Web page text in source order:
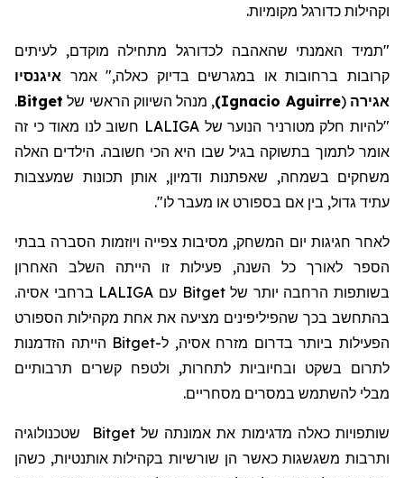
וקהילות כדורגל מקומיות.
"תמיד האמנתי שהאהבה לכדורגל מתחילה מוקדם, לעיתים
קרובות ברחובות או במגרשים בדיוק כאלה," אמר איגנסיו
אגירה (
Ignacio Aguirre
)
, מנהלהשיווק הראשי של Bitget
.
"להיות חלק מטורניר הנוער של LALIGA חשוב לנו מאוד כי זה
אומרלתמוך בתשוקה בגיל שבו היא הכי חשובה. הילדים האלה
משחקים בשמחה, שאפתנות ודמיון, אותן תכונות שמעצבות
עתיד גדול, בין אם בספורט או מעבר לו".
לאחר חגיגות יום המשחק, מסיבות צפייה ויוזמות הסברה בבתי
הספר לאורך כל השנה, פעילות זו הייתה השלב האחרון
בשותפות הרחבה יותר שלBitget עם LALIGA ברחבי אסיה.
בהתחשב בכך שהפיליפינים מציעה את אחת מקהילות הספורט
הפעילות ביותר בדרום מזרח אסיה, ל-Bitget הייתה הזדמנות
לתרום בשקט ובחיוביות לתחרות, ולטפח קשרים תרבותיים
מבלי להשתמש במסרים מסחריים.
שותפויות כאלה מדגימות את אמונתה שלBitget
שטכנולוגיה
ותרבות משגשגות כאשר הן שורשיות בקהילות אותנטיות, כשהן